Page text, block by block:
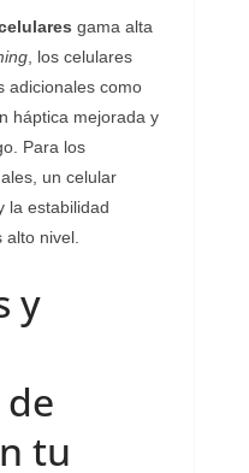
gama alta
, los celulares
adicionales como
háptica mejorada y
Para los
un celular
la estabilidad
nivel.
y
tu